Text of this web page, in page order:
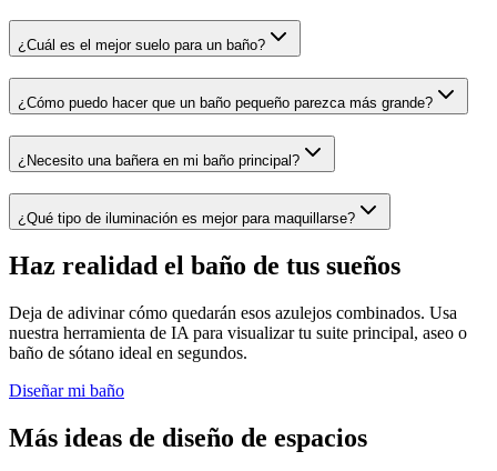
¿Cuál es el mejor suelo para un baño?
¿Cómo puedo hacer que un baño pequeño parezca más grande?
¿Necesito una bañera en mi baño principal?
¿Qué tipo de iluminación es mejor para maquillarse?
Haz realidad el baño de tus sueños
Deja de adivinar cómo quedarán esos azulejos combinados. Usa
nuestra herramienta de IA para visualizar tu suite principal, aseo o
baño de sótano ideal en segundos.
Diseñar mi baño
Más ideas de diseño de espacios